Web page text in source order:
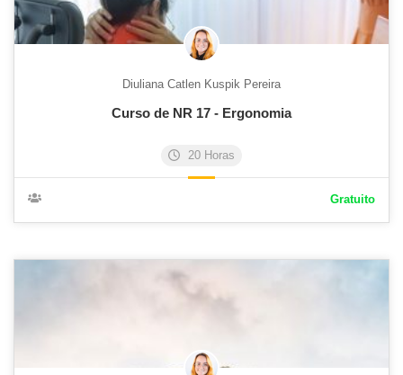
Diuliana Catlen Kuspik Pereira
Curso de NR 17 - Ergonomia
20 Horas
Gratuito